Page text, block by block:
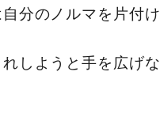
分のノルマを片付け
しようと手を広げ